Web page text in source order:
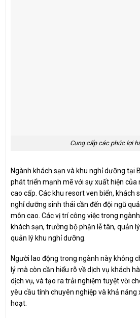
Cung cấp các phúc lợi
Ngành khách sạn và khu nghỉ dưỡng tại
phát triển mạnh mẽ với sự xuất hiện của
cao cấp. Các khu resort ven biển, khách
nghỉ dưỡng sinh thái cần đến đội ngũ
môn cao. Các vị trí công việc trong
khách sạn, trưởng bộ phận lễ tân, quản
quản lý khu nghỉ dưỡng.
Người lao động trong ngành này không
lý mà còn cần hiểu rõ về dịch vụ khách
dịch vụ, và tạo ra trải nghiệm tuyệt vời
yêu cầu tính chuyên nghiệp và khả năng
hoạt.